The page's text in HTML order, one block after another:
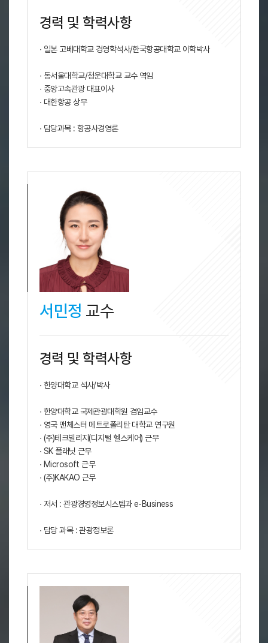
경력 및 학력사항
∙ 일본 고베대학교 경영학석사/한국항공대학교 이학박사
∙ 동서울대학교/청운대학교 교수 역임
∙ 중앙고속관광 대표이사
∙ 대한항공 상무
∙ 담당과목 : 항공사경영론
서민정 교수
경력 및 학력사항
∙ 한양대학교 석사/박사
∙ 한양대학교 국제관광대학원 겸임교수
∙ 영국 맨체스터 메트로폴리탄 대학교 연구원
∙ (주)테크빌리지(디지털 헬스케어) 근무
∙ SK 플래닛 근무
∙ Microsoft 근무
∙ (주)KAKAO 근무
∙ 저서 : 관광경영정보시스템과 e-Business
∙ 담당 과목 : 관광정보론